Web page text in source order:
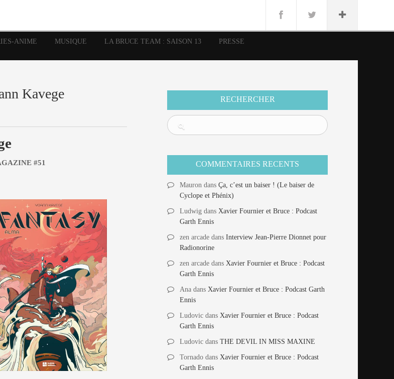
ANIME MUSIQUE LA BRUCE TEAM : SAISON 13 PRESSE
Kavege
#51
RECHERCHER
COMMENTAIRES RECENTS
Mauron dansÇa, c’est un baiser ! (Le baiser de
Cyclope et Phénix)
Ludwig dansXavier Fournier et Bruce : Podcast
Garth Ennis
zen arcade dansInterview Jean-Pierre Dionnet pour
Radionorine
zen arcade dansXavier Fournier et Bruce : Podcast
Garth Ennis
Ana dansXavier Fournier et Bruce : Podcast Garth
Ennis
Ludovic dansXavier Fournier et Bruce : Podcast
Garth Ennis
Ludovic dansTHE DEVIL IN MISS MAXINE
Tornado dansXavier Fournier et Bruce : Podcast
Garth Ennis
Mangas Marvel Mattie boy Musique
Panini Présence
Punisher Rock Semic Special Guest Spidey Superman